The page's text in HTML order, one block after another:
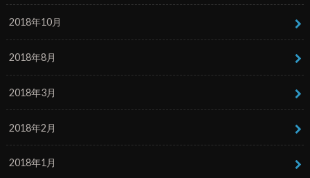
2018年10月
2018年8月
2018年3月
2018年2月
2018年1月